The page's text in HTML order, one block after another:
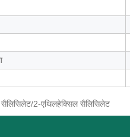
2-एथिलहेक्सिल सैलिसिलेट